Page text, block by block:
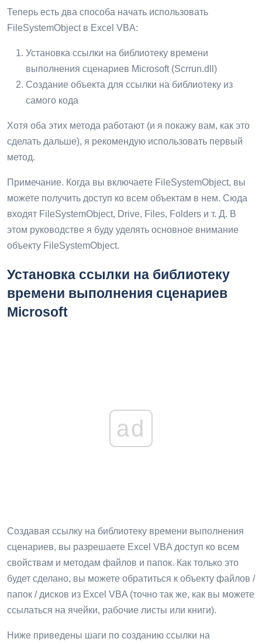
Теперь есть два способа начать использовать
FileSystemObject в Excel VBA:
Установка ссылки на библиотеку времени
выполнения сценариев Microsoft (Scrrun.dll)
Создание объекта для ссылки на библиотеку из
самого кода
Хотя оба этих метода работают (и я покажу вам, как это
сделать дальше), я рекомендую использовать первый
метод.
Примечание. Когда вы включаете FileSystemObject, вы
можете получить доступ ко всем объектам в нем. Сюда
входят FileSystemObject, Drive, Files, Folders и т. Д. В
этом руководстве я буду уделять основное внимание
объекту FileSystemObject.
Установка ссылки на библиотеку
времени выполнения сценариев
Microsoft
ad
Создавая ссылку на библиотеку времени выполнения
сценариев, вы разрешаете Excel VBA доступ ко всем
свойствам и методам файлов и папок. Как только это
будет сделано, вы можете обратиться к объекту файлов /
папок / дисков из Excel VBA (точно так же, как вы можете
ссылаться на ячейки, рабочие листы или книги).
Ниже приведены шаги по созданию ссылки на